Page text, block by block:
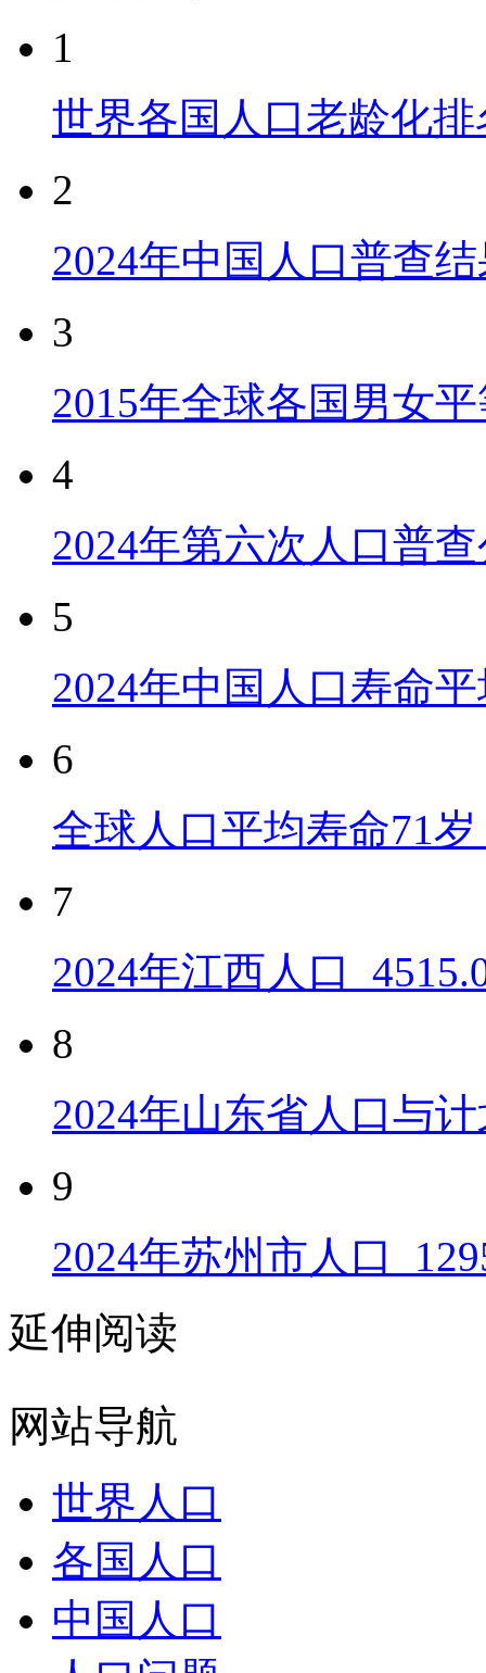
1
世界各国人口老龄化
2
2024年中国人口普查
3
2015年全球各国男女
4
2024年第六次人口普
5
2024年中国人口寿命
6
全球人口平均寿命71
7
2024年江西人口
8
2024年山东省人口与
9
2024年苏州市人口
延伸阅读
网站导航
世界人口
各国人口
中国人口